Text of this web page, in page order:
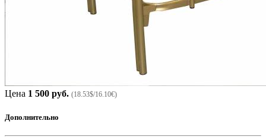
Цена 1 500 руб. (18.53$/16.10€)
Дополнительно